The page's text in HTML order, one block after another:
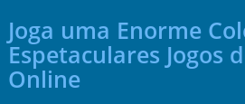
Joga uma Enorme
Espetaculares Jogos
Online